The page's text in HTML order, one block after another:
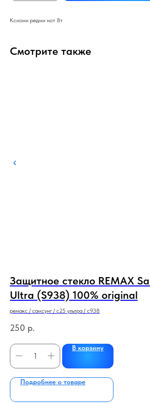
Ксиоми редми нот 8т
Смотрите также
Защитное стекло REMAX
Ultra (S938) 100% original
ремакс / самсунг / с25 ультра / с938
250 р.
В корзину
Подробнее о товаре